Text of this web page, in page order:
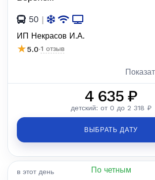
50 |
ИП Некрасов И.А.
★5.0·1 отзыв
4 635 ₽
детский: от 0 до 2 318 ₽
ВЫБРАТЬ ДАТУ
в этот день По четным